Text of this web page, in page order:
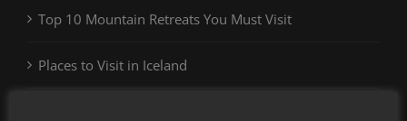
Top 10 Mountain Retreats You Must Visit
Places to Visit in Iceland